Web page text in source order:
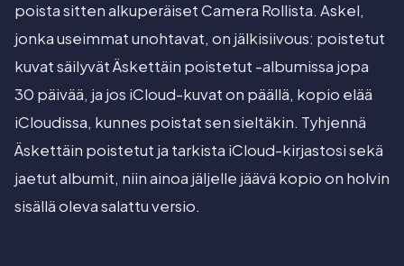
poista sitten alkuperäiset Camera Rollista. Askel,
jonka useimmat unohtavat, on jälkisiivous: poistetut
kuvat säilyvät Äskettäin poistetut -albumissa jopa
30 päivää, ja jos iCloud-kuvat on päällä, kopio elää
iCloudissa, kunnes poistat sen sieltäkin. Tyhjennä
Äskettäin poistetut ja tarkista iCloud-kirjastosi sekä
jaetut albumit, niin ainoa jäljelle jäävä kopio on holvin
sisällä oleva salattu versio.